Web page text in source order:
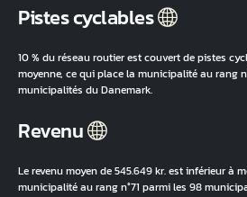
Pistes cyclables
10 % du réseau routier est couvert de pistes
moyenne, ce qui place la municipalité au rang
municipalités du Danemark.
Revenu
Le revenu moyen de 545.649 kr. est inférieur à
municipalité au rang n°71 parmi les 98